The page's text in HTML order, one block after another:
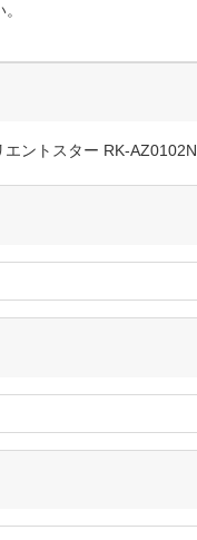
エントスター RK-AZ0102N